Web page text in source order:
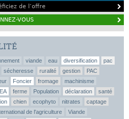
de l’offre
VOUS
viande eau diversification
pac
sécheresse ruralité gestion
PAC
Foncier fromage
machinisme
ferme Population déclaration
santé
chien ecophyto nitrates
captage
de l'agriculture Viande